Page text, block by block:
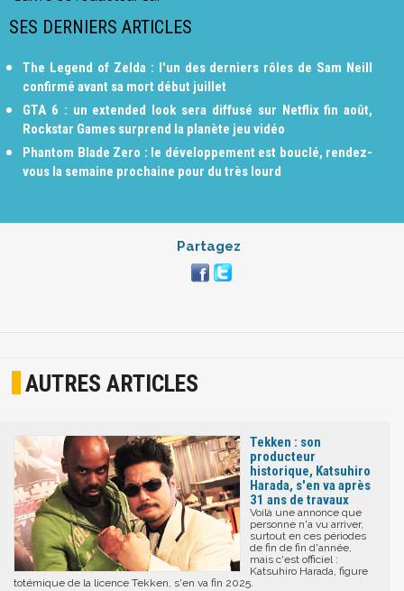
SES DERNIERS ARTICLES
The Legend of Zelda : l'un des derniers rôles de Sam Neill
confirmé avant sa mort début juillet
GTA 6 : un extended look sera diffusé sur Netflix fin août,
Rockstar Games surprend la planète jeu vidéo
Phantom Blade Zero : le développement est bouclé, rendez-
vous la semaine prochaine pour du très lourd
Partagez
AUTRES ARTICLES
Tekken : son
producteur
historique, Katsuhiro
Harada, s'en va après
31 ans de travaux
Voilà une annonce que
personne n'a vu arriver,
surtout en ces périodes
de fin de fin d'année,
mais c'est officiel :
Katsuhiro Harada, figure
totémique de la licence Tekken, s'en va fin 2025.